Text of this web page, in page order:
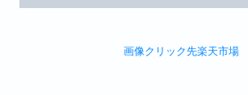
画像クリック先楽天市場